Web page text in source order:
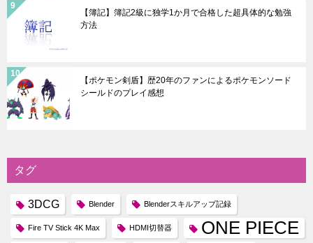
【簿記】簿記2級に独学1か月で合格した超具体的な勉強
方法
【ポケモン剣盾】歴20年のファンによるポケモンソード
シールドのプレイ感想
タグ
3DCG Blender Blenderスキルアップ記録
Fire TV Stick 4K Max HDMI切替器 ONE PIECE